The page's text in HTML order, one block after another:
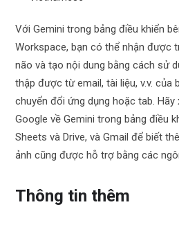
Với Gemini trong bảng điều khiển
Workspace, bạn có thể nhận được
não và tạo nội dung bằng cách sử
thập được từ email, tài liệu, v.v.
chuyển đổi ứng dụng hoặc tab.
Google về Gemini trong bảng điều
Sheets và Drive, và Gmail để biết
ảnh cũng được hỗ trợ bằng các
Thông tin thêm